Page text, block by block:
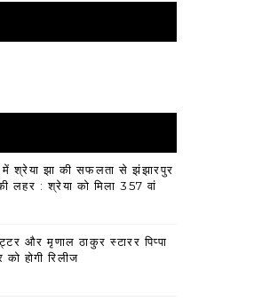
श्रेया झा की सफलता से झंझारपुर
लहर : श्रेया को मिला 357 वां
और मृणाल ठाकुर स्टारर पिप्पा
होगी रिलीज